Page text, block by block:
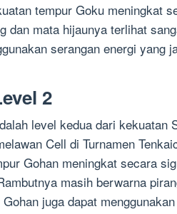
tempur Goku meningkat
dan mata hijaunya terlihat
serangan energi yang
2
level kedua dari kekuatan
Cell di Turnamen
Gohan meningkat secara
masih berwarna
juga dapat